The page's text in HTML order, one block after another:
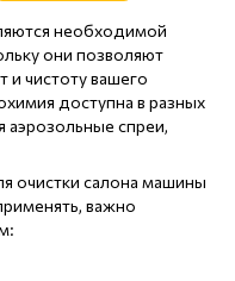
необходимой
они позволяют
чистоту вашего
доступна в разных
аэрозольные спреи,
очистки салона машины
важно